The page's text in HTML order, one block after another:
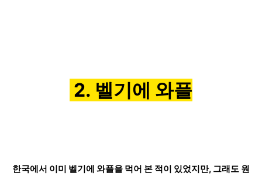
2. 벨기에 와플
한국에서 이미 벨기에 와플을 먹어 본 적이 있었지만, 그래도 원